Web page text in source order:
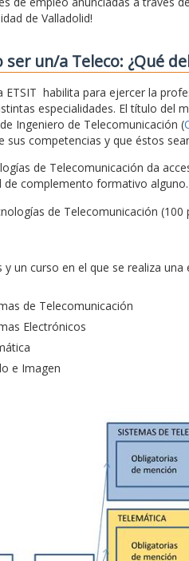
de Valladolid!
ser un/a Teleco: ¿Qué
habilita para ejercer la
especialidades. El título del
Ingeniero de Telecomunicación (
competencias y que éstos
de Telecomunicación da
de complemento formativo alguno.
de Telecomunicación (100
un curso en el que se realiza
de Telecomunicación
Electrónicos
e Imagen